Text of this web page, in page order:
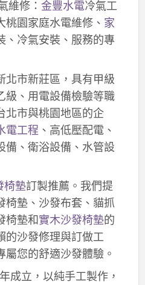
維修： 金豐水電冷氣工
園家庭水電維修、 家
、冷氣安裝、服務的專
北市新莊區，具有甲級
級、用電設備檢驗等職
北市與桃園地區的企
電工程 、高低壓配電、
備、衛浴設備、水管設
椅墊訂製推薦。我們提
椅墊、沙發布套、貓抓
椅墊和實木沙發椅墊的
的沙發修理與訂做工
您的舒適沙發體驗。
成立，以純手工製作，